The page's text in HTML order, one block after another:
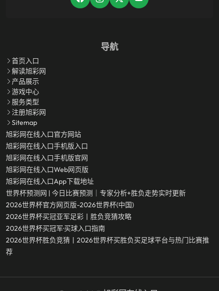
导航
首页入口
解读旭彩网
产品展示
游戏中心
服务类型
注册旭彩网
Sitemap
旭彩网在线入口官方网站
旭彩网在线入口手机版入口
旭彩网在线入口手机版官网
旭彩网在线入口Web网页版
旭彩网在线入口app下载地址
世界杯预测网 | 今日比赛预测｜专家分析+胜负走势实时更新
2026世界杯官方网页版-2026世界杯(中国)
2026世界杯买冠亚军足彩丨胜负竞猜攻略
2026世界杯买冠军·买球入口指南
2026世界杯胜负竞猜丨2026世界杯买胜负买足球平台与热门比赛推
荐